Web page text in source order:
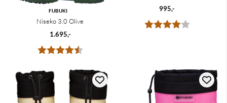
Karakter: 4.3 av 5 mulige
FUBUKI
Niseko 3.0 Olive
1.695,-
Karakter: 4.0 av 5
995,-